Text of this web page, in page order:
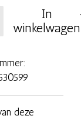
In
winkelwagen
deze